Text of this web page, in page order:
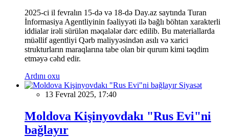
2025-ci il fevralın 15-də və 18-də Day.az saytında Turan
İnformasiya Agentliyinin fəaliyyəti ilə bağlı böhtan xarakterli
iddialar irəli sürülən məqalələr dərc edilib. Bu materiallarda
müəllif agentliyi Qərb maliyyəsindən asılı və xarici
strukturların maraqlarına tabe olan bir qurum kimi təqdim
etməyə cəhd edir.
Ardını oxu
Siyasət
13 Fevral 2025, 17:40
Moldova Kişinyovdakı "Rus Evi"ni
bağlayır